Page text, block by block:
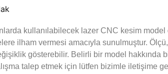
kullanılabilecek lazer CNC kesim
ilham vermesi amacıyla sunulmuştur.
gösterebilir. Belirli bir model hakkında
talep etmek için lütfen bizimle iletişime